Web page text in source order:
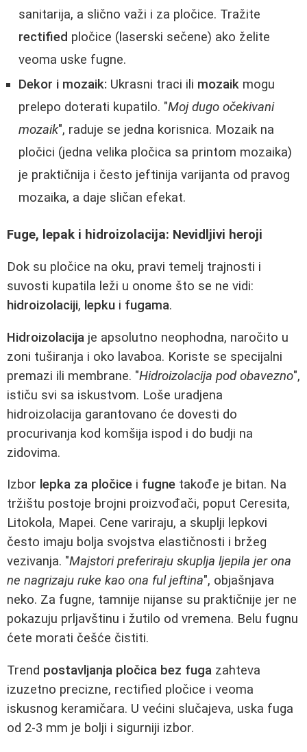
sanitarija, a slično važi i za pločice. Tražite
rectified pločice (laserski sečene) ako želite
veoma uske fugne.
Dekor i mozaik: Ukrasni traci ili mozaik mogu
prelepo doterati kupatilo. "Moj dugo očekivani
mozaik", raduje se jedna korisnica. Mozaik na
pločici (jedna velika pločica sa printom mozaika)
je praktičnija i često jeftinija varijanta od pravog
mozaika, a daje sličan efekat.
Fuge, lepak i hidroizolacija: Nevidljivi heroji
Dok su pločice na oku, pravi temelj trajnosti i
suvosti kupatila leži u onome što se ne vidi:
hidroizolaciji, lepku i fugama.
Hidroizolacija je apsolutno neophodna, naročito u
zoni tuširanja i oko lavaboa. Koriste se specijalni
premazi ili membrane. "Hidroizolacija pod obavezno",
ističu svi sa iskustvom. Loše uradjena
hidroizolacija garantovano će dovesti do
procurivanja kod komšija ispod i do budji na
zidovima.
Izbor lepka za pločice i fugne takođe je bitan. Na
tržištu postoje brojni proizvođači, poput Ceresita,
Litokola, Mapei. Cene variraju, a skuplji lepkovi
često imaju bolja svojstva elastičnosti i bržeg
vezivanja. "Majstori preferiraju skuplja ljepila jer ona
ne nagrizaju ruke kao ona ful jeftina", objašnjava
neko. Za fugne, tamnije nijanse su praktičnije jer ne
pokazuju prljavštinu i žutilo od vremena. Belu fugnu
ćete morati češće čistiti.
Trend postavljanja pločica bez fuga zahteva
izuzetno precizne, rectified pločice i veoma
iskusnog keramičara. U većini slučajeva, uska fuga
od 2-3 mm je bolji i sigurniji izbor.